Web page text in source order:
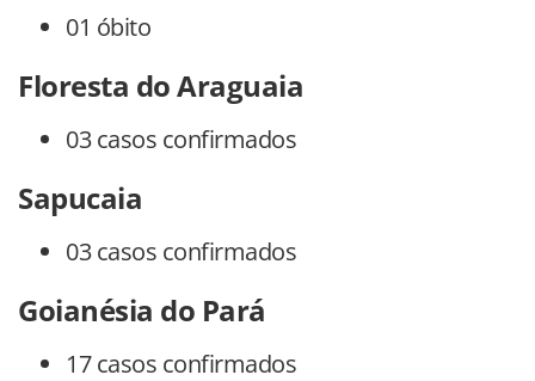
01 óbito
Floresta do Araguaia
03 casos confirmados
Sapucaia
03 casos confirmados
Goianésia do Pará
17 casos confirmados